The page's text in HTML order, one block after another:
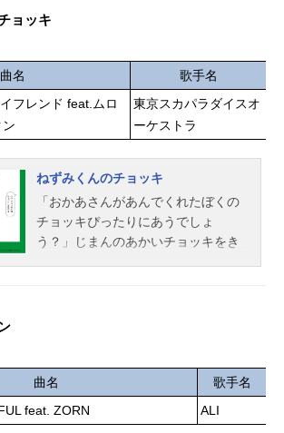
真守芳村：菅生隆之笛口雛実：諸星
ス」。「まともな人間」ではない彼
き合うものとは――！？「東京喰種√
Ａ」の２年後を描く新章、TVアニメ
「東京喰種トーキョーグール：re」2
018年4月TVアニメ放送スタート！作
放送形態TVアニメシリーズ東京喰種
トーキョーグールスケジュール2018
年4月3日（火）～2018年6月19日
（火）TOKYOMXほか話数全12話キ
ヤングジャンプ」連載）監督：渡部
穏寛脚本・シリーズ構成：御笠ノ忠
次キャラクターデザイン：中嶋敦子
ョッキ
曲名
歌手名
フレンド feat.ムロ
東京スカパラダイスオ
ーケストラ
ねずみくんのチョッキ
「おかあさんがあんでくれたぼくの
チョッキぴったりにあうでしょ
う？」じまんのあかいチョッキをき
さしいねずみくんとたのしい一日の
はじまりはじまり作品名ねずみくん
のチョッキ放送形態TVアニメスケジ
曲名
歌手名
feat. ZORN
ALI